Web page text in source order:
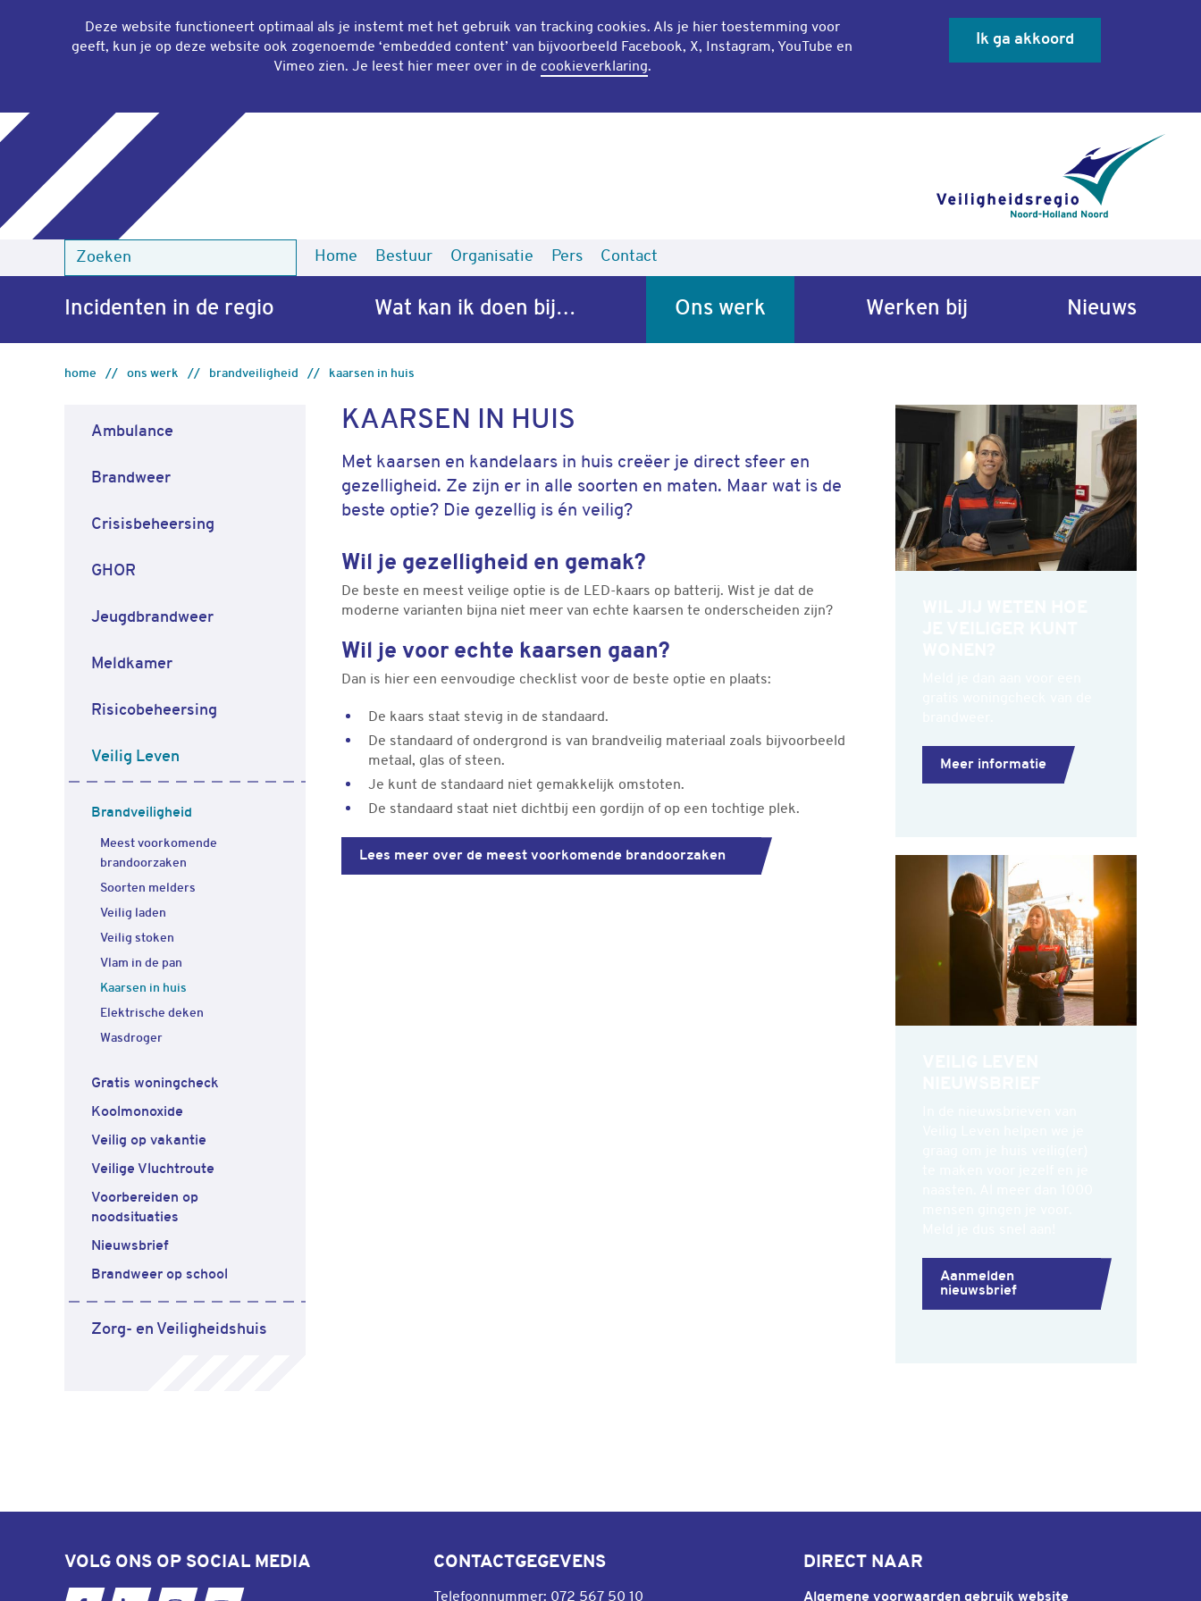
Deze website functioneert optimaal als je instemt met het gebruik van tracking cookies. Als je hier toestemming voor
geeft, kun je op deze website ook zogenoemde ‘embedded content’ van bijvoorbeeld Facebook, X, Instagram, YouTube en
Vimeo zien. Je leest hier meer over in de cookieverklaring.
Ik ga akkoord
Home Bestuur Organisatie Pers Contact
Zoeken
Incidenten in de regio Wat kan ik doen bij… Ons werk Werken bij Nieuws
home ons werk brandveiligheid kaarsen in huis
Ambulance
Brandweer
Crisisbeheersing
GHOR
Jeugdbrandweer
Meldkamer
Risicobeheersing
Veilig Leven
Brandveiligheid
Meest voorkomende
brandoorzaken
Soorten melders
Veilig laden
Veilig stoken
Vlam in de pan
Kaarsen in huis
Elektrische deken
Wasdroger
Gratis woningcheck
Koolmonoxide
Veilig op vakantie
Veilige Vluchtroute
Voorbereiden op
noodsituaties
Nieuwsbrief
Brandweer op school
Zorg- en Veiligheidshuis
KAARSEN IN HUIS
Met kaarsen en kandelaars in huis creëer je direct sfeer en
gezelligheid. Ze zijn er in alle soorten en maten. Maar wat is de
beste optie? Die gezellig is én veilig?
Wil je gezelligheid en gemak?
De beste en meest veilige optie is de LED-kaars op batterij. Wist je dat de
moderne varianten bijna niet meer van echte kaarsen te onderscheiden zijn?
Wil je voor echte kaarsen gaan?
Dan is hier een eenvoudige checklist voor de beste optie en plaats:
De kaars staat stevig in de standaard.
De standaard of ondergrond is van brandveilig materiaal zoals bijvoorbeeld
metaal, glas of steen.
Je kunt de standaard niet gemakkelijk omstoten.
De standaard staat niet dichtbij een gordijn of op een tochtige plek.
Lees meer over de meest voorkomende brandoorzaken
Gerelateerde informatie
Meer informatie
Aanmelden
nieuwsbrief
VOLG ONS OP SOCIAL MEDIA CONTACTGEGEVENS
Telefoonnummer: 072 567 50 10
DIRECT NAAR
Algemene voorwaarden gebruik website